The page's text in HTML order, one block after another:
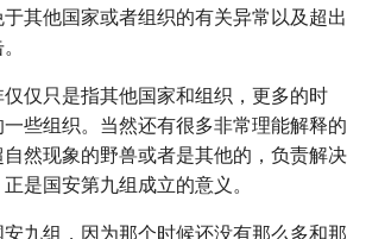
其他国家或者组织的有关异常以及超出
仅只是指其他国家和组织，更多的时
些组织。当然还有很多非常理能解释的
然现象的野兽或者是其他的，负责解决
是国安第九组成立的意义。
九组，因为那个时候还没有那么多和那